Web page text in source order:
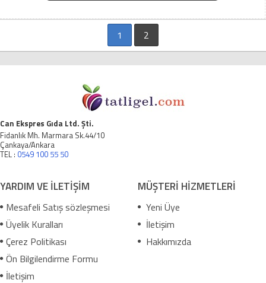
1 2
Can Ekspres Gıda Ltd. Şti.
Fidanlık Mh. Marmara Sk.44/10
Çankaya/Ankara
TEL : 0549 100 55 50
YARDIM VE İLETİŞİM
Mesafeli Satış sözleşmesi
Üyelik Kuralları
Çerez Politikası
Ön Bilgilendirme Formu
İletişim
MÜŞTERİ HİZMETLERİ
Yeni Üye
İletişim
Hakkımızda